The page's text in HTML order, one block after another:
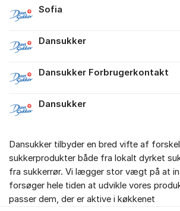
Sofia
Dansukker
Dansukker Forbrugerkontakt
Dansukker
Dansukker tilbyder en bred vifte af
sukkerprodukter både fra lokalt dyrket
fra sukkerrør. Vi lægger stor vægt på at
forsøger hele tiden at udvikle vores
passer dem, der er aktive i køkkenet